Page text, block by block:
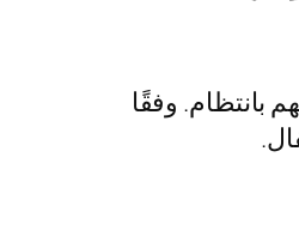
بانتظام. وفقًا